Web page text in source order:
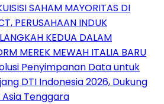
SAHAM MAYORITAS DI
PERUSAHAAN INDUK
KEDUA DALAM
MEREK MEWAH ITALIA BARU
Penyimpanan Data untuk
DTI Indonesia 2026, Dukung
Tenggara